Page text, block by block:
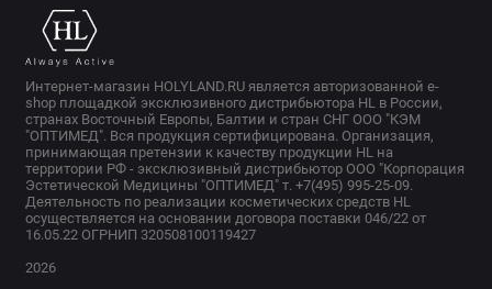
Интернет-магазин HOLYLAND.RU является авторизованной e-
shop площадкой эксклюзивного дистрибьютора HL в России,
странах Восточный Европы, Балтии и стран СНГ ООО "КЭМ
"ОПТИМЕД". Вся продукция сертифицирована. Организация,
принимающая претензии к качеству продукции HL на
территории РФ - эксклюзивный дистрибьютор ООО "Корпорация
Эстетической Медицины "ОПТИМЕД" т. +7(495) 995-25-09.
Деятельность по реализации косметических средств HL
осуществляется на основании договора поставки 046/22 от
16.05.22 ОГРНИП 320508100119427
2026